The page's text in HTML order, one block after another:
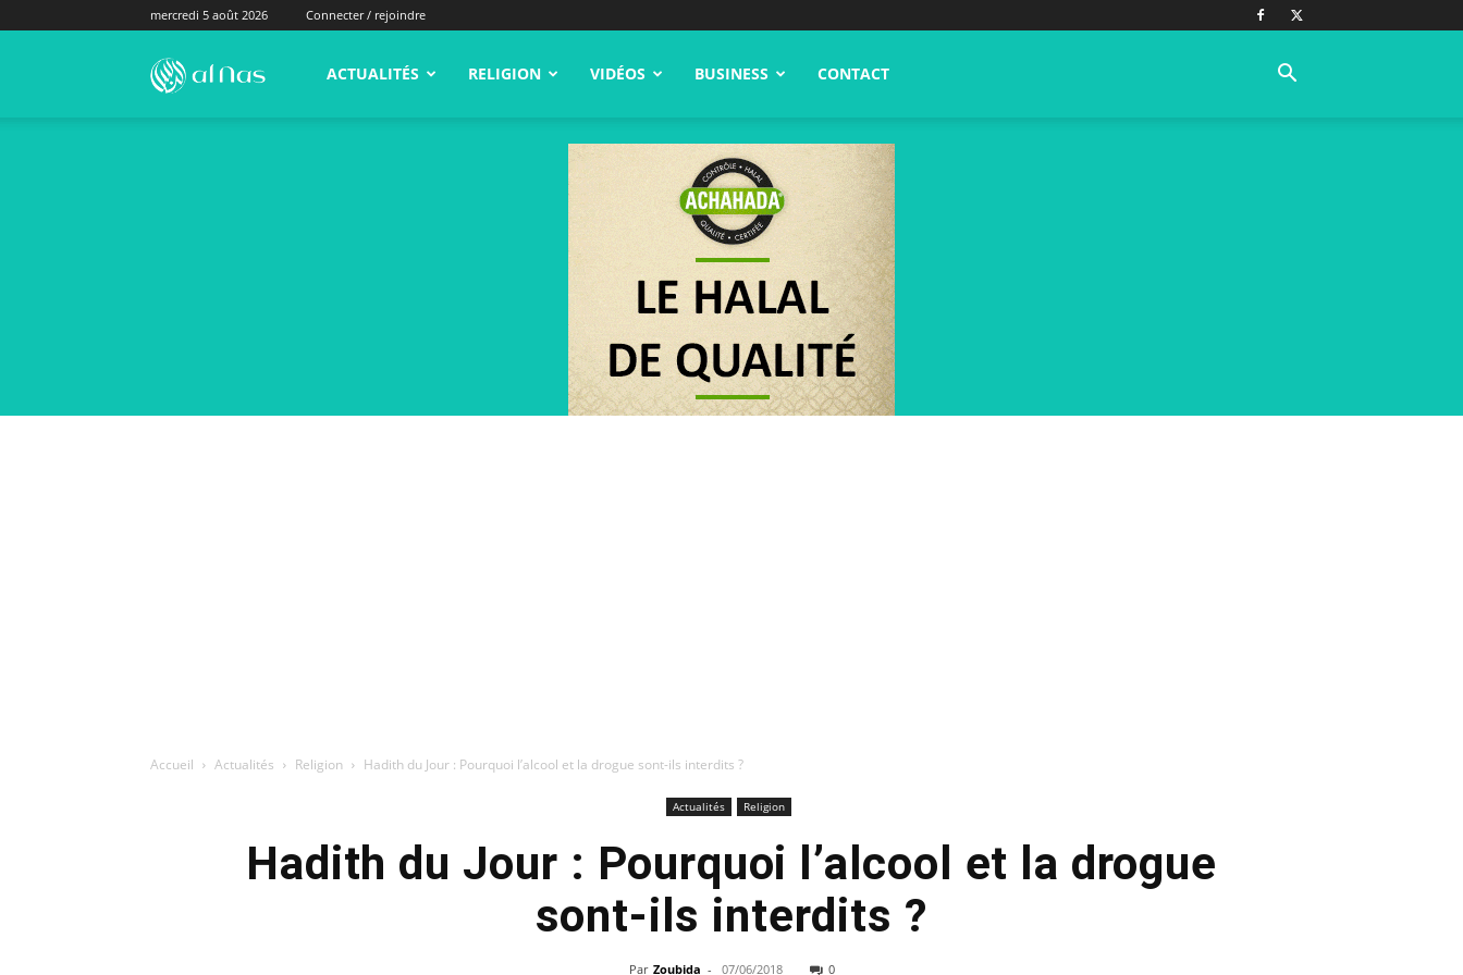
mercredi 5 août 2026 Connecter / rejoindre
alNas.fr ACTUALITÉS RELIGION VIDÉOS BUSINESS CONTACT
Accueil Actualités Religion Hadith du Jour : Pourquoi l’alcool et la drogue sont-ils interdits ?
Actualités Religion
Hadith du Jour : Pourquoi l’alcool et la drogue
sont-ils interdits ?
Par Zoubida - 07/06/2018 0